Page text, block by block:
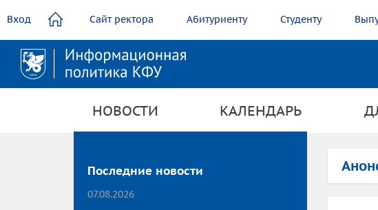
содержанию
Вход Сайт ректора Абитуриенту Студенту
НОВОСТИ КАЛЕНДАРЬ
Последние новости
07.08.2026